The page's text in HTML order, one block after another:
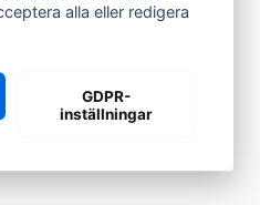
med bra pris/prestanda
– därför hittar du hela
alla eller redigera
GDPR-
inställningar